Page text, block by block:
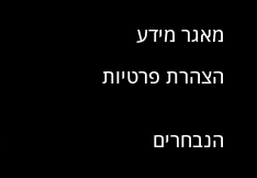
מאגר מידע
הצהרת פרטיות
הנבחרים